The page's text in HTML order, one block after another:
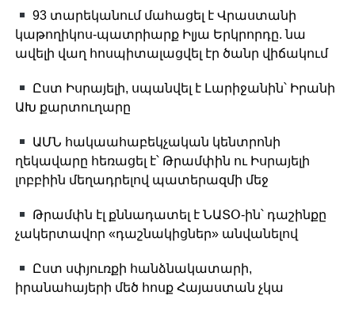
93 տարեկանում մահացել է Վրաստանի
կաթողիկոս-պատրիարք Իլյա Երկրորդը. նա
ավելի վաղ հոսպիտալացվել էր ծանր վիճակում
Ըստ Իսրայելի, սպանվել է Լարիջանին՝ Իրանի
ԱԽ քարտուղարը
ԱՄՆ հակաահաբեկչական կենտրոնի
ղեկավարը հեռացել է՝ Թրամփին ու Իսրայելի
լոբբիին մեղադրելով պատերազմի մեջ
Թրամփն էլ քննադատել է ՆԱՏՕ-ին՝ դաշինքը
չակերտավոր «դաշնակիցներ» անվանելով
Ըստ սփյուռքի հանձնակատարի,
իրանահայերի մեծ հոսք Հայաստան չկա